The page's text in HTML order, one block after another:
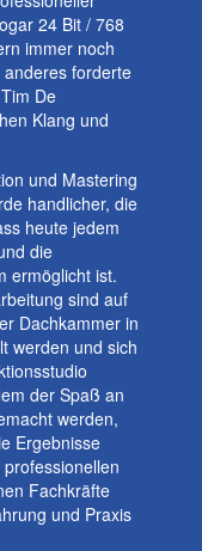
24 Bit / 768
immer noch
forderte
De
Klang und
und Mastering
handlicher, die
heute jedem
die
ermöglicht ist.
sind auf
Dachkammer in
werden und sich
der Spaß an
werden,
Ergebnisse
Fachkräfte
und Praxis